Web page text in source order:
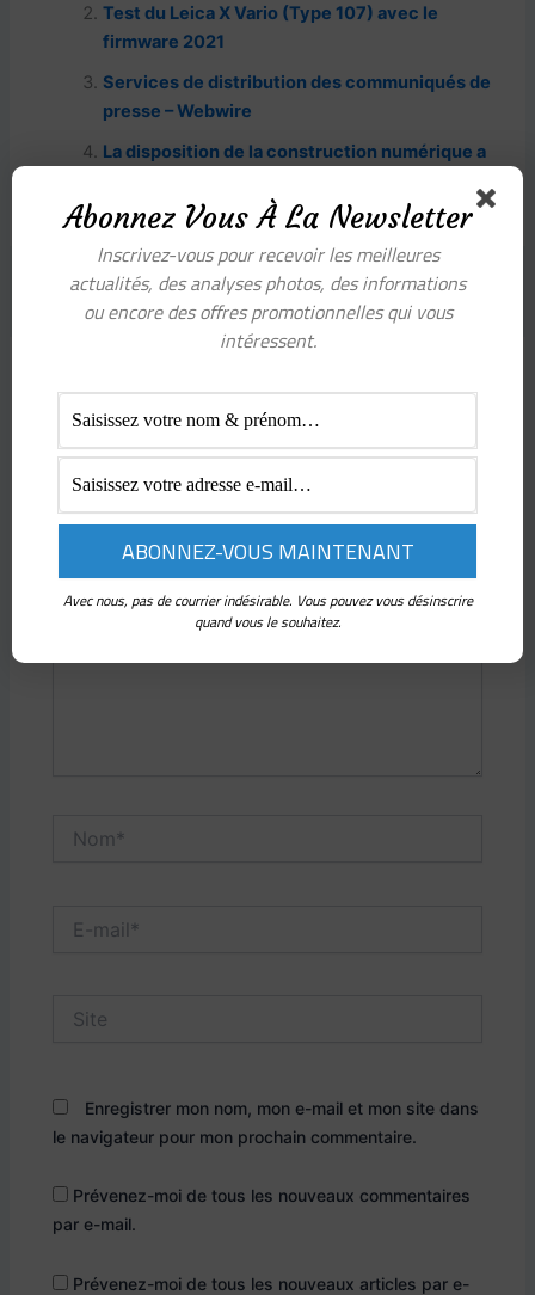
b
o
k
A
p
p
a
m
c
at
er
Test du Leica X Vario (Type 107) avec le
firmware 2021
Services de distribution des communiqués de
presse – Webwire
La disposition de la construction numérique a
PRÉCÉDENT SUIVANT
Laisser un commentaire
Votre adresse e-mail ne sera pas publiée. Les
champs obligatoires sont indiqués avec
Écrivez
mail*
Enregistrer mon nom, mon e-mail et mon site dans
le navigateur pour mon prochain commentaire.
Prévenez-moi de tous les nouveaux commentaires
par e-mail.
Prévenez-moi de tous les nouveaux articles par e-
Abonnez Vous À La Newsletter
Inscrivez-vous pour recevoir les meilleures
actualités, des analyses photos, des informations
ou encore des offres promotionnelles qui vous
intéressent.
Avec nous, pas de courrier indésirable. Vous pouvez vous désinscrire
quand vous le souhaitez.